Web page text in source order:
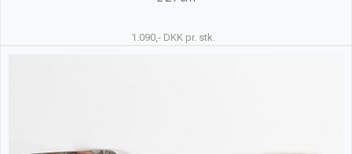
1.090,- DKK pr. stk.